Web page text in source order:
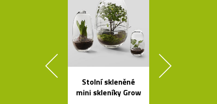
Stolní skleněné
mini skleníky Grow